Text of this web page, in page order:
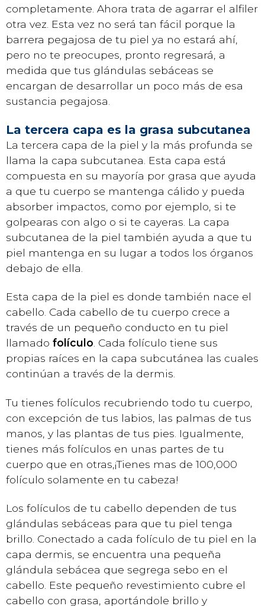
completamente. Ahora trata de agarrar el alfiler
otra vez. Esta vez no será tan fácil porque la
barrera pegajosa de tu piel ya no estará ahí,
pero no te preocupes, pronto regresará, a
medida que tus glándulas sebáceas se
encargan de desarrollar un poco más de esa
sustancia pegajosa.
La tercera capa es la grasa subcutanea
La tercera capa de la piel y la más profunda se
llama la capa subcutanea. Esta capa está
compuesta en su mayoría por grasa que ayuda
a que tu cuerpo se mantenga cálido y pueda
absorber impactos, como por ejemplo, si te
golpearas con algo o si te cayeras. La capa
subcutanea de la piel también ayuda a que tu
piel mantenga en su lugar a todos los órganos
debajo de ella.
Esta capa de la piel es donde también nace el
cabello. Cada cabello de tu cuerpo crece a
través de un pequeño conducto en tu piel
llamado folículo . Cada folículo tiene sus
propias raíces en la capa subcutánea las cuales
continúan a través de la dermis.
Tu tienes folículos recubriendo todo tu cuerpo,
con excepción de tus labios, las palmas de tus
manos, y las plantas de tus pies. Igualmente,
tienes más folículos en unas partes de tu
cuerpo que en otras,¡Tienes mas de 100,000
folículo solamente en tu cabeza!
Los folículos de tu cabello dependen de tus
glándulas sebáceas para que tu piel tenga
brillo. Conectado a cada folículo de tu piel en la
capa dermis, se encuentra una pequeña
glándula sebácea que segrega sebo en el
cabello. Este pequeño revestimiento cubre el
cabello con grasa, aportándole brillo y